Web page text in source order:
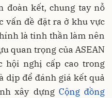
đoàn kết, chung tay nỗ
vấn đề đặt ra ở khu vực
là tinh thần làm nên
quan trọng của ASEAN
hội nghị cấp cao trong
dịp để đánh giá kết quả
xây dựng Cộng đồng